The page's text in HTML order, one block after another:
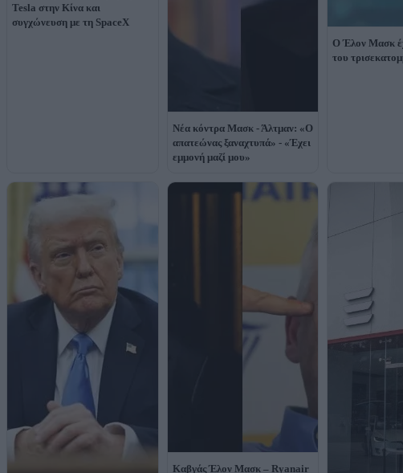
Tesla στην Κίνα και
συγχώνευση με τη SpaceX
Νέα κόντρα Μασκ - Άλτμαν: «Ο
απατεώνας ξαναχτυπά» - «Έχει
εμμονή μαζί μου»
O Έλον Μασκ
του
Καβγάς Έλον Μασκ – Ryanair